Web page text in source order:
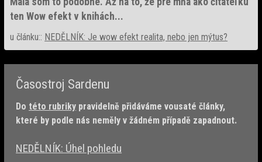
ten Wow efekt v knihách...
u článku:: NEDĚLNÍK: Je wow efekt realita, nebo jen mýtus?
Časostroj Sardenu
Do této rubriky pravidelně přidáváme vousaté články,
které by podle nás neměly v žádném případě zapadnout.
NEDĚLNÍK: Úhel pohledu